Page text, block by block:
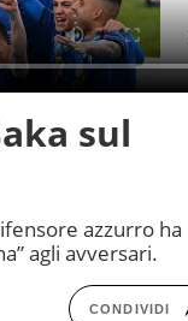
sul
azzurro ha
agli avversari.
CONDIVIDI